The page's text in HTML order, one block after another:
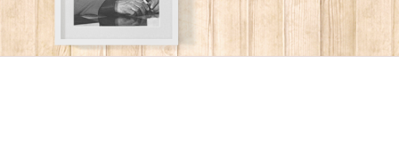
ГОСТИНИЦЫ И ОТЕЛИ
ЭКСКУРСИИ
СОБЫТИЯ
КАРТА